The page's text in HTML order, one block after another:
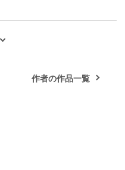
作者の作品一覧